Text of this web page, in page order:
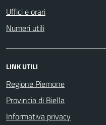
Uffici e orari
Numeri utili
LINK UTILI
Regione Piemone
Provincia di Biella
Informativa privacy